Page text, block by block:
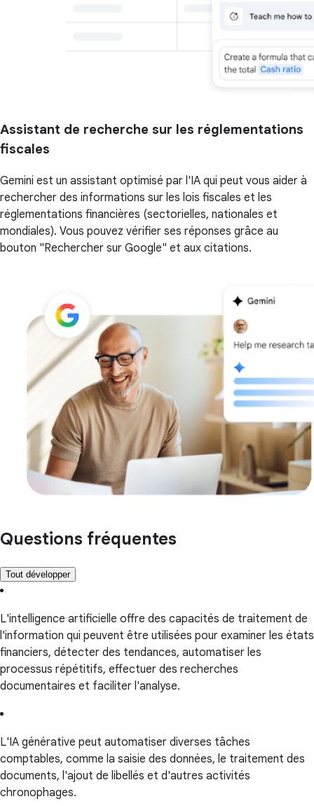
Assistant de recherche sur les réglementations
fiscales
Gemini est un assistant optimisé par l'IA qui peut vous aider à
rechercher des informations sur les lois fiscales et les
réglementations financières (sectorielles, nationales et
mondiales). Vous pouvez vérifier ses réponses grâce au
bouton "Rechercher sur Google" et aux citations.
Questions fréquentes
Tout développer
L'intelligence artificielle offre des capacités de traitement de
l'information qui peuvent être utilisées pour examiner les états
financiers, détecter des tendances, automatiser les
processus répétitifs, effectuer des recherches
documentaires et faciliter l'analyse.
L'IA générative peut automatiser diverses tâches
comptables, comme la saisie des données, le traitement des
documents, l'ajout de libellés et d'autres activités
chronophages.